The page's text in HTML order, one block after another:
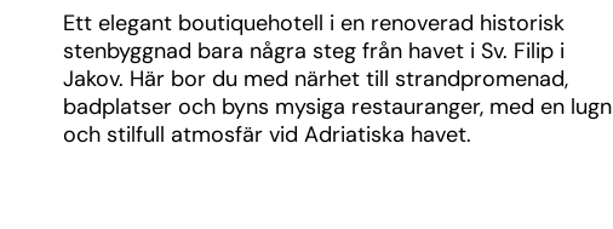
Ett elegant boutiquehotell i en renoverad historisk
stenbyggnad bara några steg från havet i Sv. Filip i
Jakov. Här bor du med närhet till strandpromenad,
badplatser och byns mysiga restauranger, med en lugn
och stilfull atmosfär vid Adriatiska havet.